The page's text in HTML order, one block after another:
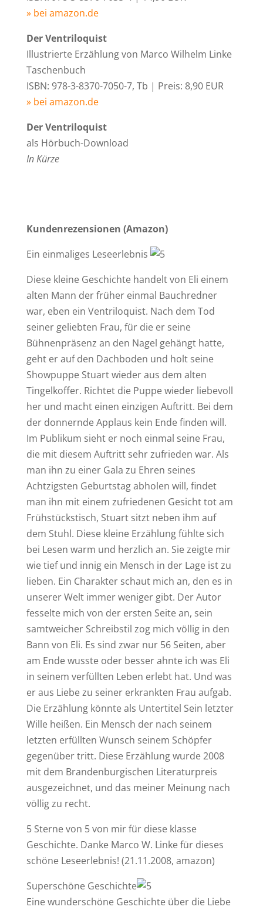
» bei amazon.de
Der Ventriloquist
Illustrierte Erzählung von Marco Wilhelm Linke
Taschenbuch
ISBN: 978-3-8370-7050-7, Tb | Preis: 8,90 EUR
» bei amazon.de
Der Ventriloquist
als Hörbuch-Download
In Kürze
Kundenrezensionen (Amazon)
Ein einmaliges Leseerlebnis
Diese kleine Geschichte handelt von Eli einem
alten Mann der früher einmal Bauchredner
war, eben ein Ventriloquist. Nach dem Tod
seiner geliebten Frau, für die er seine
Bühnenpräsenz an den Nagel gehängt hatte,
geht er auf den Dachboden und holt seine
Showpuppe Stuart wieder aus dem alten
Tingelkoffer. Richtet die Puppe wieder liebevoll
her und macht einen einzigen Auftritt. Bei dem
der donnernde Applaus kein Ende finden will.
Im Publikum sieht er noch einmal seine Frau,
die mit diesem Auftritt sehr zufrieden war. Als
man ihn zu einer Gala zu Ehren seines
Achtzigsten Geburtstag abholen will, findet
man ihn mit einem zufriedenen Gesicht tot am
Frühstückstisch, Stuart sitzt neben ihm auf
dem Stuhl. Diese kleine Erzählung fühlte sich
bei Lesen warm und herzlich an. Sie zeigte mir
wie tief und innig ein Mensch in der Lage ist zu
lieben. Ein Charakter schaut mich an, den es in
unserer Welt immer weniger gibt. Der Autor
fesselte mich von der ersten Seite an, sein
samtweicher Schreibstil zog mich völlig in den
Bann von Eli. Es sind zwar nur 56 Seiten, aber
am Ende wusste oder besser ahnte ich was Eli
in seinem verfüllten Leben erlebt hat. Und was
er aus Liebe zu seiner erkrankten Frau aufgab.
Die Erzählung könnte als Untertitel Sein letzter
Wille heißen. Ein Mensch der nach seinem
letzten erfüllten Wunsch seinem Schöpfer
gegenüber tritt. Diese Erzählung wurde 2008
mit dem Brandenburgischen Literaturpreis
ausgezeichnet, und das meiner Meinung nach
völlig zu recht.
5 Sterne von 5 von mir für diese klasse
Geschichte. Danke Marco W. Linke für dieses
schöne Leseerlebnis! (21.11.2008, amazon)
Superschöne Geschichte
Eine wunderschöne Geschichte über die Liebe